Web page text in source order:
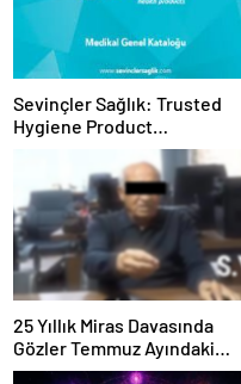
Sevinçler Sağlık: Trusted
Hygiene Product
Manufacturer in Turkey
25 Yıllık Miras Davasında
Gözler Temmuz Ayındaki
Karar Duruşmasına Çevrildi